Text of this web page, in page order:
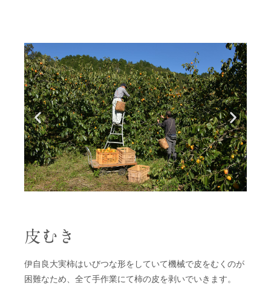
皮むき
伊自良大実柿はいびつな形をしていて機械で皮をむくのが
困難なため、全て手作業にて柿の皮を剥いでいきます。